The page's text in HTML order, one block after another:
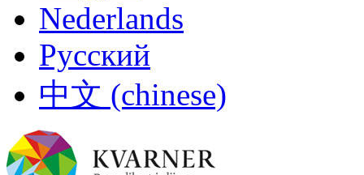
Nederlands
Русский
中文 (chinese)